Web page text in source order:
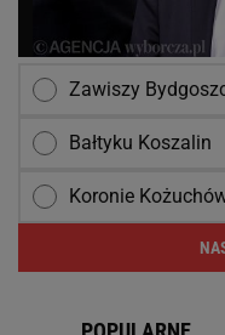
Zawiszy
Bałtyku Koszalin
Koronie